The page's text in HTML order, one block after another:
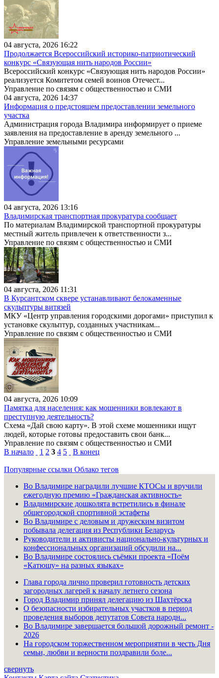
04 августа, 2026 16:22
Продолжается Всероссийский историко-патриотический
конкурс «Связующая нить народов России»
Всероссийский конкурс «Связующая нить народов России»
реализуется Комитетом семей воинов Отечест...
Управление по связям с общественностью и СМИ
04 августа, 2026 14:37
Информация о предстоящем предоставлении земельного
участка
Администрация города Владимира информирует о приеме
заявления на предоставление в аренду земельного ...
Управление земельными ресурсами
04 августа, 2026 13:16
Владимирская транспортная прокуратура сообщает
По материалам Владимирской транспортной прокуратуры
местный житель привлечен к ответственности з...
Управление по связям с общественностью и СМИ
04 августа, 2026 11:31
В Курсантском сквере устанавливают белокаменные
скульптуры витязей
МКУ «Центр управления городскими дорогами» приступил к
установке скульптур, созданных участникам...
Управление по связям с общественностью и СМИ
04 августа, 2026 10:09
Памятка для населения: как мошенники вовлекают в
преступную деятельность?
Схема «Дай свою карту». В этой схеме мошенники ищут
людей, которые готовы предоставить свои банк...
Управление по связям с общественностью и СМИ
В начало
1 2 3 4 5 В конец
Популярные ссылки Облако тегов
Во Владимире наградили лучшие КТОСы и вручили
ежегодную премию «Гражданская активность»
Владимирские дошколята встретились в финале
общегородской спортивной эстафеты
Во Владимире с деловым и дружеским визитом
побывала делегация из Республики Беларусь
Руководители и активисты национально-культурных и
конфессиональных организаций обсудили на...
Во Владимире состоялись съёмки проекта «Поём
«Катюшу» на разных языках»
Глава города лично проверил готовность детских
загородных лагерей к началу летнего сезона
Город Владимир принял делегацию из Шахтёрска
О безопасности избирательных участков в период
проведения выборов депутатов Совета народн...
Во Владимире завершается большой дорожный ремонт -
2026
На городском торжественном мероприятии в честь Дня
семьи, любви и верности поздравили боле...
свернуть